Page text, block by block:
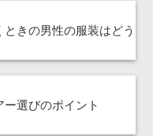
きの男性の服装はどう
選びのポイント